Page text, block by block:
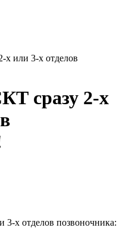
или 3-х отделов
сразу 2-х
х отделов позвоночника: